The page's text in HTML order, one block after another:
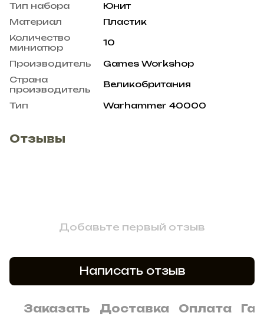
Тип набора
Юнит
Материал
Пластик
Количество
миниатюр
10
Производитель
Games Workshop
Страна
производитель
Великобритания
Тип Warhammer 40000
Отзывы
Добавьте первый отзыв
Написать отзыв
Заказать Доставка Оплата